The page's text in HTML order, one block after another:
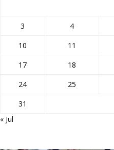
3
4
10
11
17
18
24
25
31
« Jul